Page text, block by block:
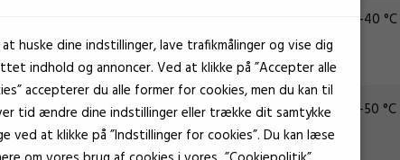
mPa.s
-40 °C
Beige -50 °C
huske dine indstillinger, lave trafikmålinger og vise dig
indhold og annoncer. Ved at klikke på ”Accepter alle
accepterer du alle former for cookies, men du kan til
tid ændre dine indstillinger eller trække dit samtykke
ved at klikke på ”Indstillinger for cookies”. Du kan læse